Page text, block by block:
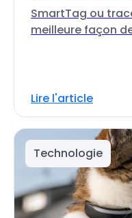
SmartTag ou
meilleure façon
Lire l'article
Technologie